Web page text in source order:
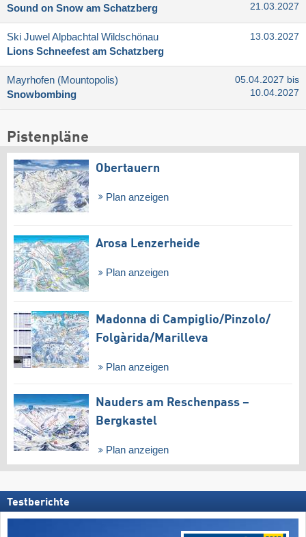
Sound on Snow am Schatzberg
21.03.2027
Ski Juwel Alpbachtal Wildschönau
Lions Schneefest am Schatzberg
13.03.2027
Mayrhofen (Mountopolis)
Snowbombing
05.04.2027 bis
10.04.2027
Pistenpläne
Obertauern
Plan anzeigen
Arosa Lenzerheide
Plan anzeigen
Madonna di Campiglio/​Pinzolo/​
Folgàrida/​Marilleva
Plan anzeigen
Nauders am Reschenpass –
Bergkastel
Plan anzeigen
Testberichte